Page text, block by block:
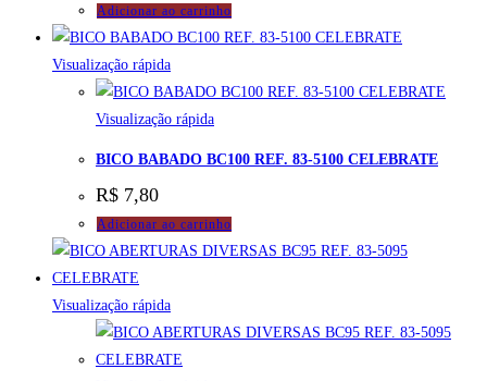
Adicionar ao carrinho
Visualização rápida
Visualização rápida
BICO BABADO BC100 REF. 83-5100 CELEBRATE
R$ 7,80
Adicionar ao carrinho
Visualização rápida